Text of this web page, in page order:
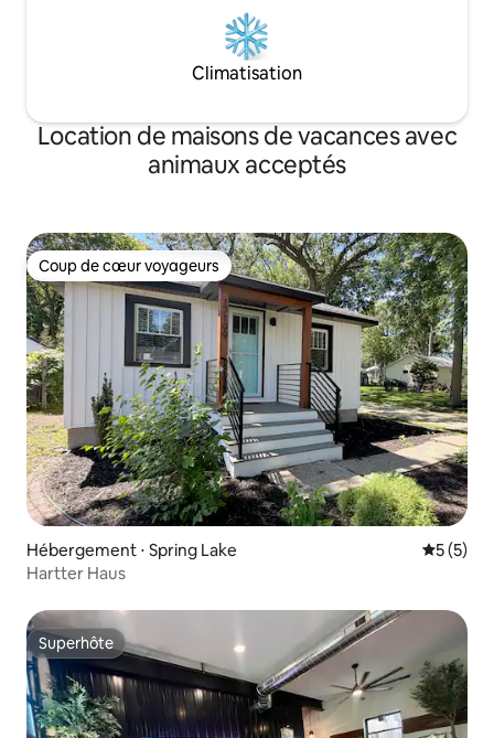
Climatisation
Location de maisons de vacances avec
animaux acceptés
Coup de cœur voyageurs
Coup de cœur voyageurs
Hébergement ⋅ Spring Lake
5 (5)
Hartter Haus
Superhôte
Superhôte